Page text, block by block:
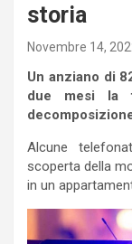
storia
Novembre 14,
Un anziano di
due mesi la
Alcune
scoperta della
in un